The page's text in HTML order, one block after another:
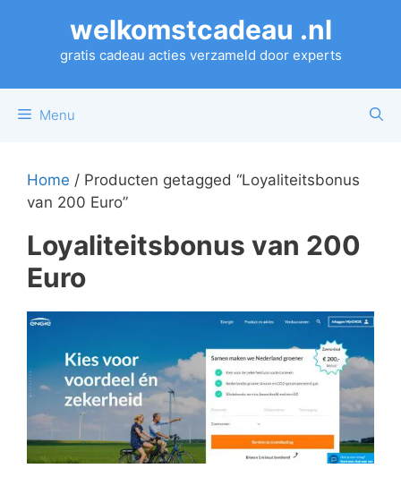
welkomstcadeau .nl
gratis cadeau acties verzameld door experts
Menu
Home / Producten getagged “Loyaliteitsbonus
van 200 Euro”
Loyaliteitsbonus van 200
Euro